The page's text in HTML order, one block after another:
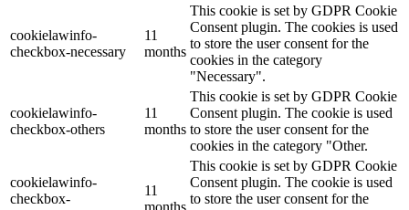
cookielawinfo-
checkbox-necessary
11
months
This cookie is set by GDPR Cookie
Consent plugin. The cookies is used
to store the user consent for the
cookies in the category
"Necessary".
cookielawinfo-
checkbox-others
11
months
This cookie is set by GDPR Cookie
Consent plugin. The cookie is used
to store the user consent for the
cookies in the category "Other.
cookielawinfo-
checkbox-
11
This cookie is set by GDPR Cookie
Consent plugin. The cookie is used
to store the user consent for the